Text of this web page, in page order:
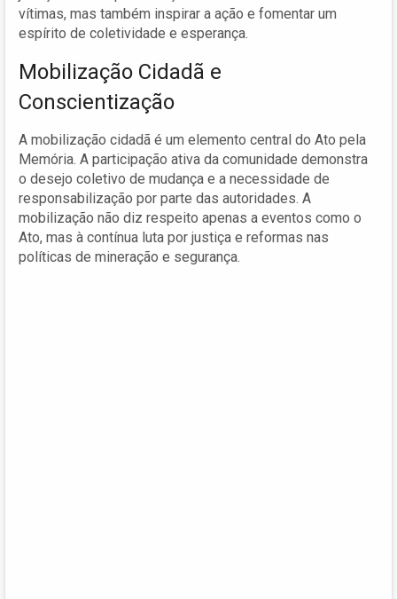
vítimas, mas também inspirar a ação e fomentar um
espírito de coletividade e esperança.
Mobilização Cidadã e
Conscientização
A mobilização cidadã é um elemento central do Ato pela
Memória. A participação ativa da comunidade demonstra
o desejo coletivo de mudança e a necessidade de
responsabilização por parte das autoridades. A
mobilização não diz respeito apenas a eventos como o
Ato, mas à contínua luta por justiça e reformas nas
políticas de mineração e segurança.